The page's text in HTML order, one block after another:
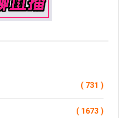
( 731 )
( 1673 )